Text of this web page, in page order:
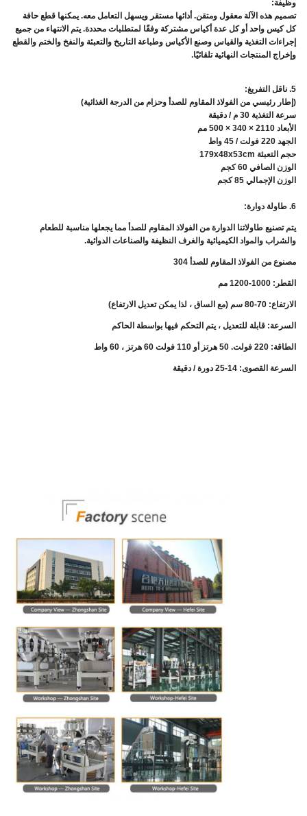
وظيفة:
تصميم هذه الآلة معقول ومتقن. أدائها مستقر ويسهل التعامل معه. يمكنها قطع حافة
كل كيس واحد أو كل عدة أكياس مشتركة وفقًا لمتطلبات محددة. يتم الانتهاء من جميع
إجراءات التغذية والقياس وصنع الأكياس وطباعة التاريخ والتعبئة والنفخ والختم والقطع
وإخراج المنتجات النهائية تلقائيًا.
5. ناقل التفريغ:
(إطار رئيسي من الفولاذ المقاوم للصدأ وحزام من الدرجة الغذائية)
سرعة التغذية 30 م / دقيقة
الأبعاد 2110 × 340 × 500 مم
الجهد 220 فولت / 45 واط
حجم التعبئة 179x48x53cm
الوزن الصافي 60 كجم
الوزن الإجمالي 85 كجم
6. طاولة دوارة:
يتم تصنيع طاولاتنا الدوارة من الفولاذ المقاوم للصدأ مما يجعلها مناسبة للطعام
والشراب والمواد الكيميائية والغرف النظيفة والصناعات الدوائية.
مصنوع من الفولاذ المقاوم للصدأ 304
القطر: 1000-1200 مم
الارتفاع: 70-80 سم (مع الساق ، لذا يمكن تعديل الارتفاع)
السرعة: قابلة للتعديل ، يتم التحكم فيها بواسطة الحاكم
الطاقة: 220 فولت. 50 هرتز أو 110 فولت 60 هرتز ، 60 واط
السرعة القصوى: 14-25 دورة / دقيقة